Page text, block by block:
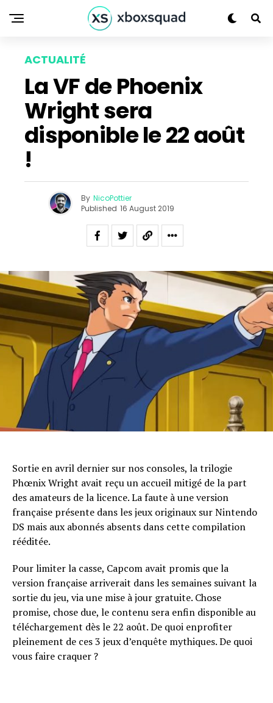
ACTUALITÉ
La VF de Phoenix
Wright sera
disponible le 22 août
!
By NicoPottier
Published 16 August 2019
Sortie en avril dernier sur nos consoles, la trilogie
Phœnix Wright avait reçu un accueil mitigé de la part
des amateurs de la licence. La faute à une version
française présente dans les jeux originaux sur Nintendo
DS mais aux abonnés absents dans cette compilation
rééditée.
Pour limiter la casse, Capcom avait promis que la
version française arriverait dans les semaines suivant la
sortie du jeu, via une mise à jour gratuite. Chose
promise, chose due, le contenu sera enfin disponible au
téléchargement dès le 22 août. De quoi enprofiter
pleinement de ces 3 jeux d’enquête mythiques. De quoi
vous faire craquer ?